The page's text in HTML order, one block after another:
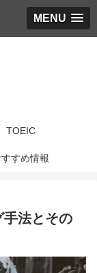
MENU
TOEIC
すすめ情報
手法とその